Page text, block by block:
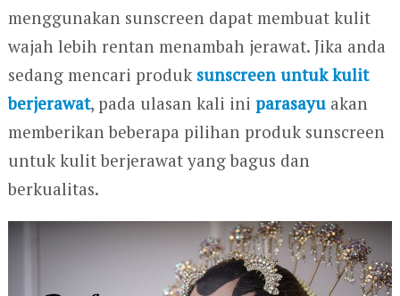
menggunakan sunscreen dapat membuat kulit
wajah lebih rentan menambah jerawat. Jika anda
sedang mencari produk sunscreen untuk kulit
berjerawat, pada ulasan kali ini parasayuakan
memberikan beberapa pilihan produk sunscreen
untuk kulit berjerawat yang bagus dan
berkualitas.